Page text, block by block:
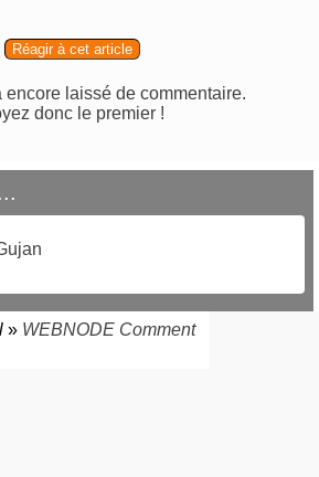
Réagir à cet article
encore laissé de commentaire.
donc le premier !
» WEBNODE Comment